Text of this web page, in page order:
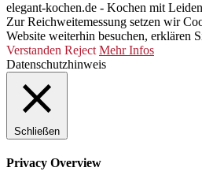
elegant-kochen.de - Kochen mit
Zur Reichweitemessung setzen wir
Website weiterhin besuchen, erklären
Verstanden Reject Mehr Infos
Datenschutzhinweis
Schließen
Privacy Overview